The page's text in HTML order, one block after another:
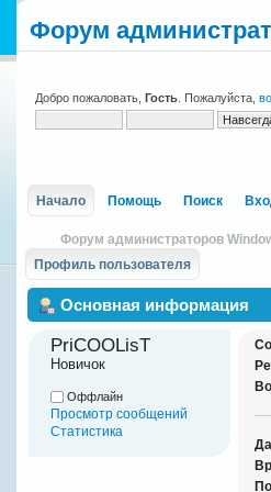
Форум
Добро пожаловать, Гость . Пожалуйста,
Начало Помощь Поиск
Форум администраторов
Профиль пользователя
Основная информация
PriCOOLisT
Новичок
Оффлайн
Просмотр сообщений
Статистика